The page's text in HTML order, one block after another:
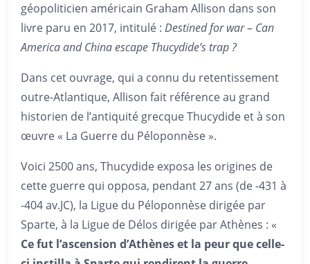
géopoliticien américain Graham Allison dans son
livre paru en 2017, intitulé : Destined for war – Can
America and China escape Thucydide’s trap ?
Dans cet ouvrage, qui a connu du retentissement
outre-Atlantique, Allison fait référence au grand
historien de l’antiquité grecque Thucydide et à son
œuvre « La Guerre du Péloponnèse ».
Voici 2500 ans, Thucydide exposa les origines de
cette guerre qui opposa, pendant 27 ans (de -431 à
-404 av.JC), la Ligue du Péloponnèse dirigée par
Sparte, à la Ligue de Délos dirigée par Athènes : «
Ce fut l’ascension d’Athènes et la peur que celle-